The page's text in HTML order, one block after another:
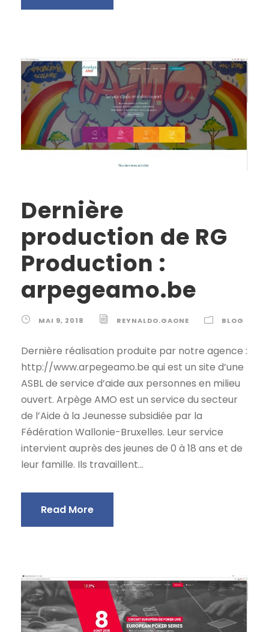
Dernière
production de RG
Production :
arpegeamo.be
MAI 9, 2018 REYNALDO.GAONE BLOG
Dernière réalisation produite par notre agence :
http://www.arpegeamo.be qui est un site d’une
ASBL de service d’aide aux personnes en milieu
ouvert. Arpège AMO est un service du secteur
de l’Aide à la Jeunesse subsidiée par la
Fédération Wallonie-Bruxelles. Leur service
intervient auprès des jeunes de 0 à 18 ans et de
leur famille. Ils travaillent...
Read More